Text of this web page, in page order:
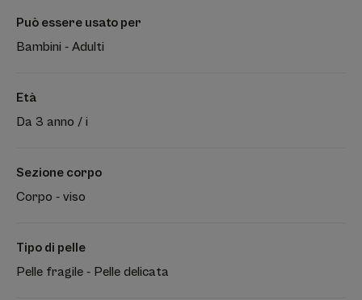
Può essere usato per
Bambini - Adulti
Età
Da 3 anno / i
Sezione corpo
Corpo - viso
Tipo di pelle
Pelle fragile - Pelle delicata